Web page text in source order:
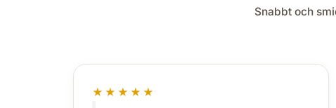
Snabbt och
★★★★★